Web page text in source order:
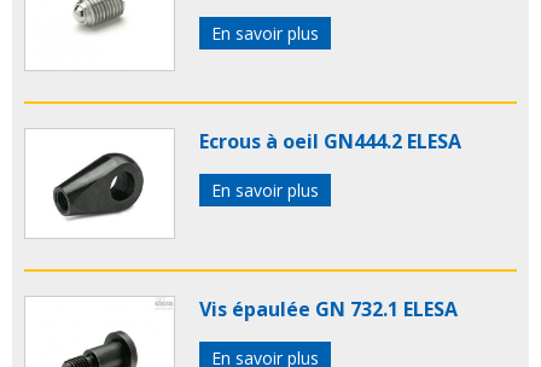
En savoir plus
Ecrous à oeil GN444.2 ELESA
En savoir plus
Vis épaulée GN 732.1 ELESA
En savoir plus